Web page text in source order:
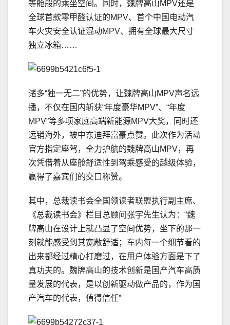
等舱般的乘坐空间。同时，魏牌高山MPV还是
全球首款零甲醛认证的MPV、首个中国电动汽
车火灾安全认证混动MPV、拥有全球最大尺寸
独立冰箱……
诸多“独一无二”的优势，让魏牌高山MPV声名远
播，不仅在国内斩获“年度豪华MPV”、“年度
MPV”等多项家庭高端新能源MPV大奖，同时还
远销海外，被中东迪拜富豪点赞。此次作为活动
官方指定座驾，全力护航的魏牌高山MPV，再
次凭借着从座舱舒适性到驾乘感受的越级体验，
赢得了嘉宾们的交口称赞。
其中，总裁读书会全国领读者联盟执行副主席、
《总裁读书会》栏目总顾问张宇先生认为：“魏
牌高山在设计上就凸显了空间优势，坐下的那一
刻就能感受到其宽敞舒适；车内每一个细节看的
出来都经过精心打磨过，在用户体验方面是下了
真功夫的。魏牌高山的技术创新是国产汽车高质
量发展的代表，是以创新驱动做产品的，作为国
产汽车的代表，值得信任”